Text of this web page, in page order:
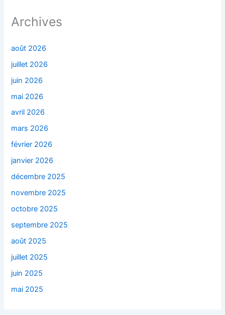
Archives
août 2026
juillet 2026
juin 2026
mai 2026
avril 2026
mars 2026
février 2026
janvier 2026
décembre 2025
novembre 2025
octobre 2025
septembre 2025
août 2025
juillet 2025
juin 2025
mai 2025